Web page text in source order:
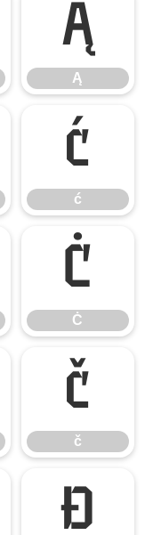
Ą
Ą
ć
ć
Ċ
Ċ
č
č
Đ